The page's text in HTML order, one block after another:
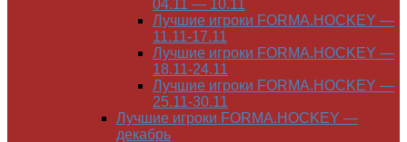
04.11 — 10.11
Лучшие игроки FORMA.HOCKEY —
11.11-17.11
Лучшие игроки FORMA.HOCKEY —
18.11-24.11
Лучшие игроки FORMA.HOCKEY —
25.11-30.11
Лучшие игроки FORMA.HOCKEY —
декабрь